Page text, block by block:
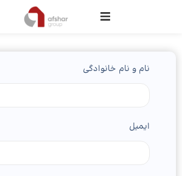
نام و نام خانوادگی
ایمیل